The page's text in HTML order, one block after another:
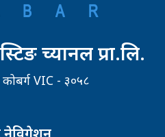
च्यानल प्रा.लि.
कोबर्ग VIC - ३०५८